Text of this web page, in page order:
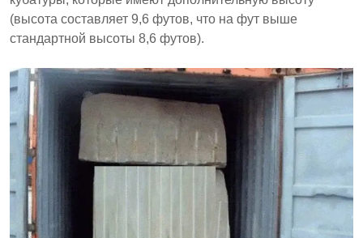
(высота составляет 9,6 футов, что на фут выше
стандартной высоты 8,6 футов).